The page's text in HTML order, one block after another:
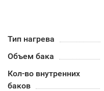
Тип нагрева
Объем бака
Кол-во внутренних
баков